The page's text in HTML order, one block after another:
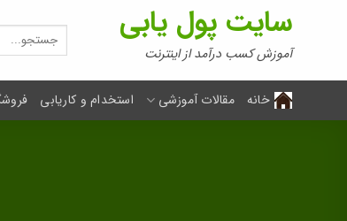
سایت پول یابی
آموزش کسب درآمد از اینترنت
جستجو
برای:
خانه مقالات آموزشی استخدام و کاریابی